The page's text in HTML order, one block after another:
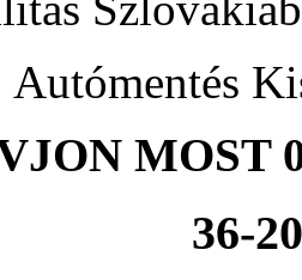
Autómentés
MOST
36-